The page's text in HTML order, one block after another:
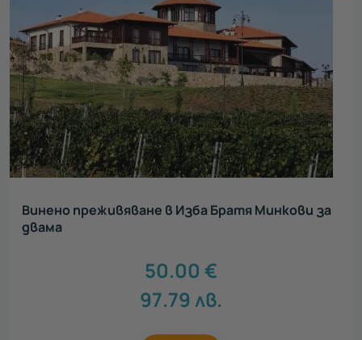
Винено преживяване в Изба Братя Минкови за
двама
50.00 €
97.79 лв.